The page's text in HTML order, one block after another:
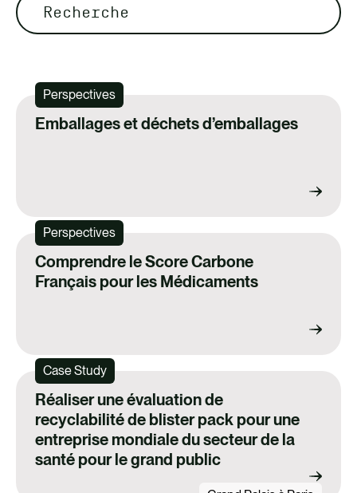
Perspectives
Emballages et déchets d’emballages
Perspectives
Comprendre le Score Carbone
Français pour les Médicaments
Case Study
Réaliser une évaluation de
recyclabilité de blister pack pour une
entreprise mondiale du secteur de la
santé pour le grand public